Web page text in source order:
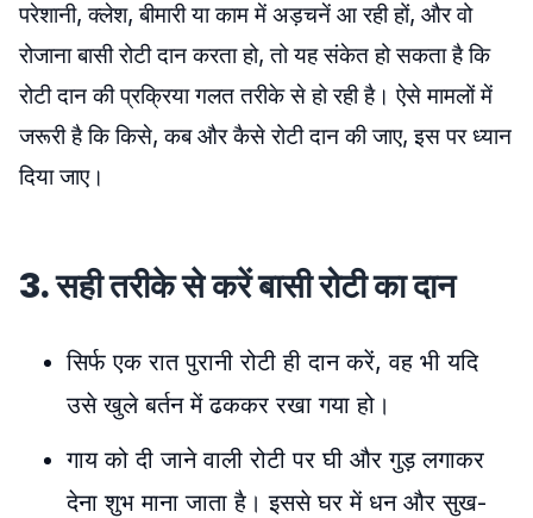
परेशानी, क्लेश, बीमारी या काम में अड़चनें आ रही हों, और वो
रोजाना बासी रोटी दान करता हो, तो यह संकेत हो सकता है कि
रोटी दान की प्रक्रिया गलत तरीके से हो रही है। ऐसे मामलों में
जरूरी है कि किसे, कब और कैसे रोटी दान की जाए, इस पर ध्यान
दिया जाए।
3. सही तरीके से करें बासी रोटी का दान
सिर्फ एक रात पुरानी रोटी ही दान करें, वह भी यदि
उसे खुले बर्तन में ढककर रखा गया हो।
गाय को दी जाने वाली रोटी पर घी और गुड़ लगाकर
देना शुभ माना जाता है। इससे घर में धन और सुख-